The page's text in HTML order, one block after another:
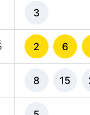
3
2 6
8 15